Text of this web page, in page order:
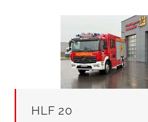
HLF 20